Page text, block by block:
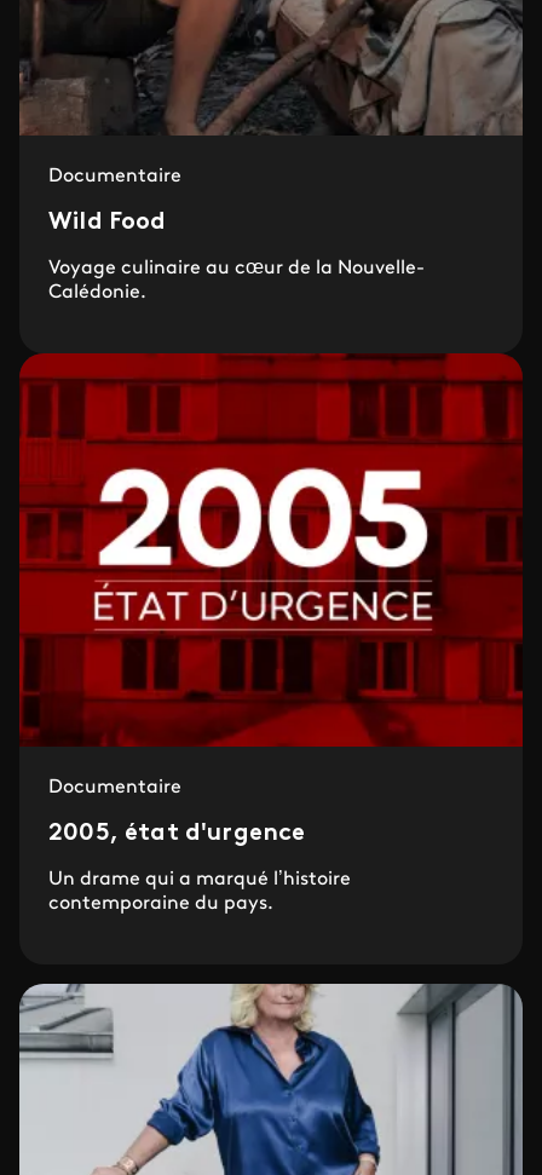
Documentaire
Wild Food
Voyage culinaire au cœur de la Nouvelle-
Calédonie.
Documentaire
2005, état d'urgence
Un drame qui a marqué l’histoire
contemporaine du pays.